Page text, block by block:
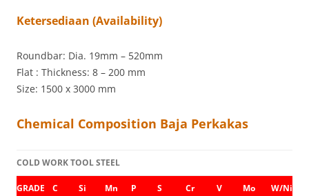
Ketersediaan (Availability)
Roundbar: Dia. 19mm – 520mm
Flat : Thickness: 8 – 200 mm
Size: 1500 x 3000 mm
Chemical Composition Baja Perkakas
COLD WORK TOOL STEEL
GRADE C Si Mn P S Cr V Mo W/Ni